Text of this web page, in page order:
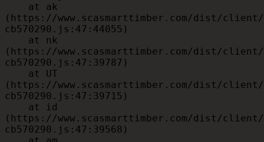
(https://www.scasmarttimber.com/dist/
cb570290.js:47:44055)
(https://www.scasmarttimber.com/dist/
cb570290.js:47:39787)
(https://www.scasmarttimber.com/dist/
cb570290.js:47:39715)
(https://www.scasmarttimber.com/dist/
cb570290.js:47:39568)